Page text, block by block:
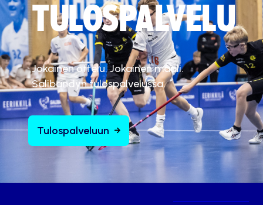
TULOSPALVELU
Jokainen ottelu. Jokainen maali.
Salibandyn tulospalvelussa.
Tulospalveluun